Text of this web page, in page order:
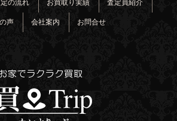
の流れ お買取り実績 査定員紹介
声 会社案内 お問合せ